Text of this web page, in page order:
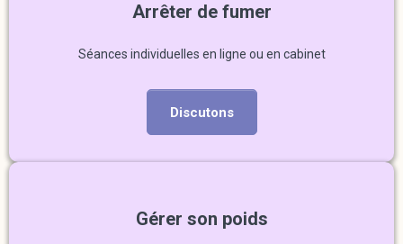
Arrêter de fumer
Séances individuelles en ligne ou en cabinet
Discutons
Gérer son poids